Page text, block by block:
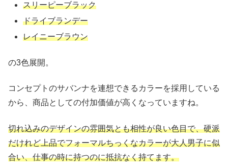
スリーピーブラック
ドライブランデー
レイニーブラウン
の3色展開。
コンセプトのサバンナを連想できるカラーを採用している
から、商品としての付加価値が高くなっていますね。
切れ込みのデザインの雰囲気とも相性が良い色目で、硬派
だけれど上品でフォーマルちっくなカラーが大人男子に似
合い、仕事の時に持つのに抵抗なく持てます。